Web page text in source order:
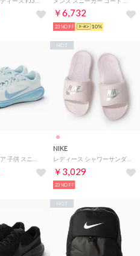
￥6,732
23%OFF 10%
NIKE
レディース シャワーサンダル ウィメンズ ビクトリー ワン スライド CN9677600 （ベアリーローズ/メタリックシルバー/ベアリーローズ）
￥3,029
HOT
23%OFF
HOT